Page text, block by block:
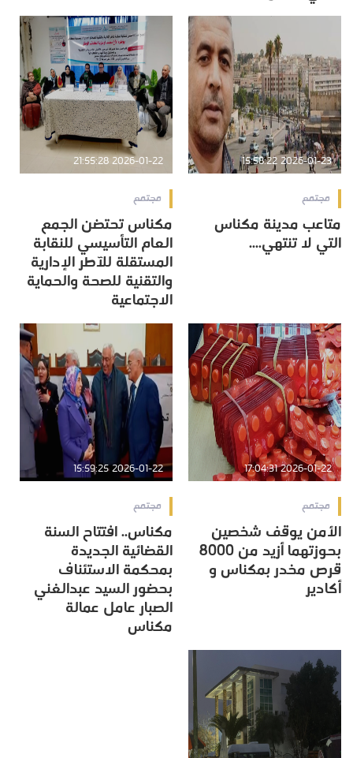
2026-01-23 15:58:22
مجتمع
متاعب مدينة مكناس
التي لا تنتهي....
2026-01-22 21:55:28
مجتمع
مكناس تحتضن الجمع
العام التأسيسي للنقابة
المستقلة للآطر الإدارية
والتقنية للصحة والحماية
الاجتماعية
2026-01-22 17:04:31
مجتمع
الأمن يوقف شخصين
بحوزتهما أزيد من 8000
قرص مخدر بمكناس و
أكادير
2026-01-22 15:59:25
مجتمع
مكناس.. افتتاح السنة
القضائية الجديدة
بمحكمة الاستئناف
بحضور السيد عبدالغني
الصبار عامل عمالة
مكناس